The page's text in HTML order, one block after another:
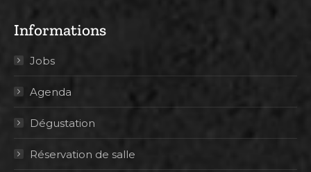
Informations
Jobs
Agenda
Dégustation
Réservation de salle